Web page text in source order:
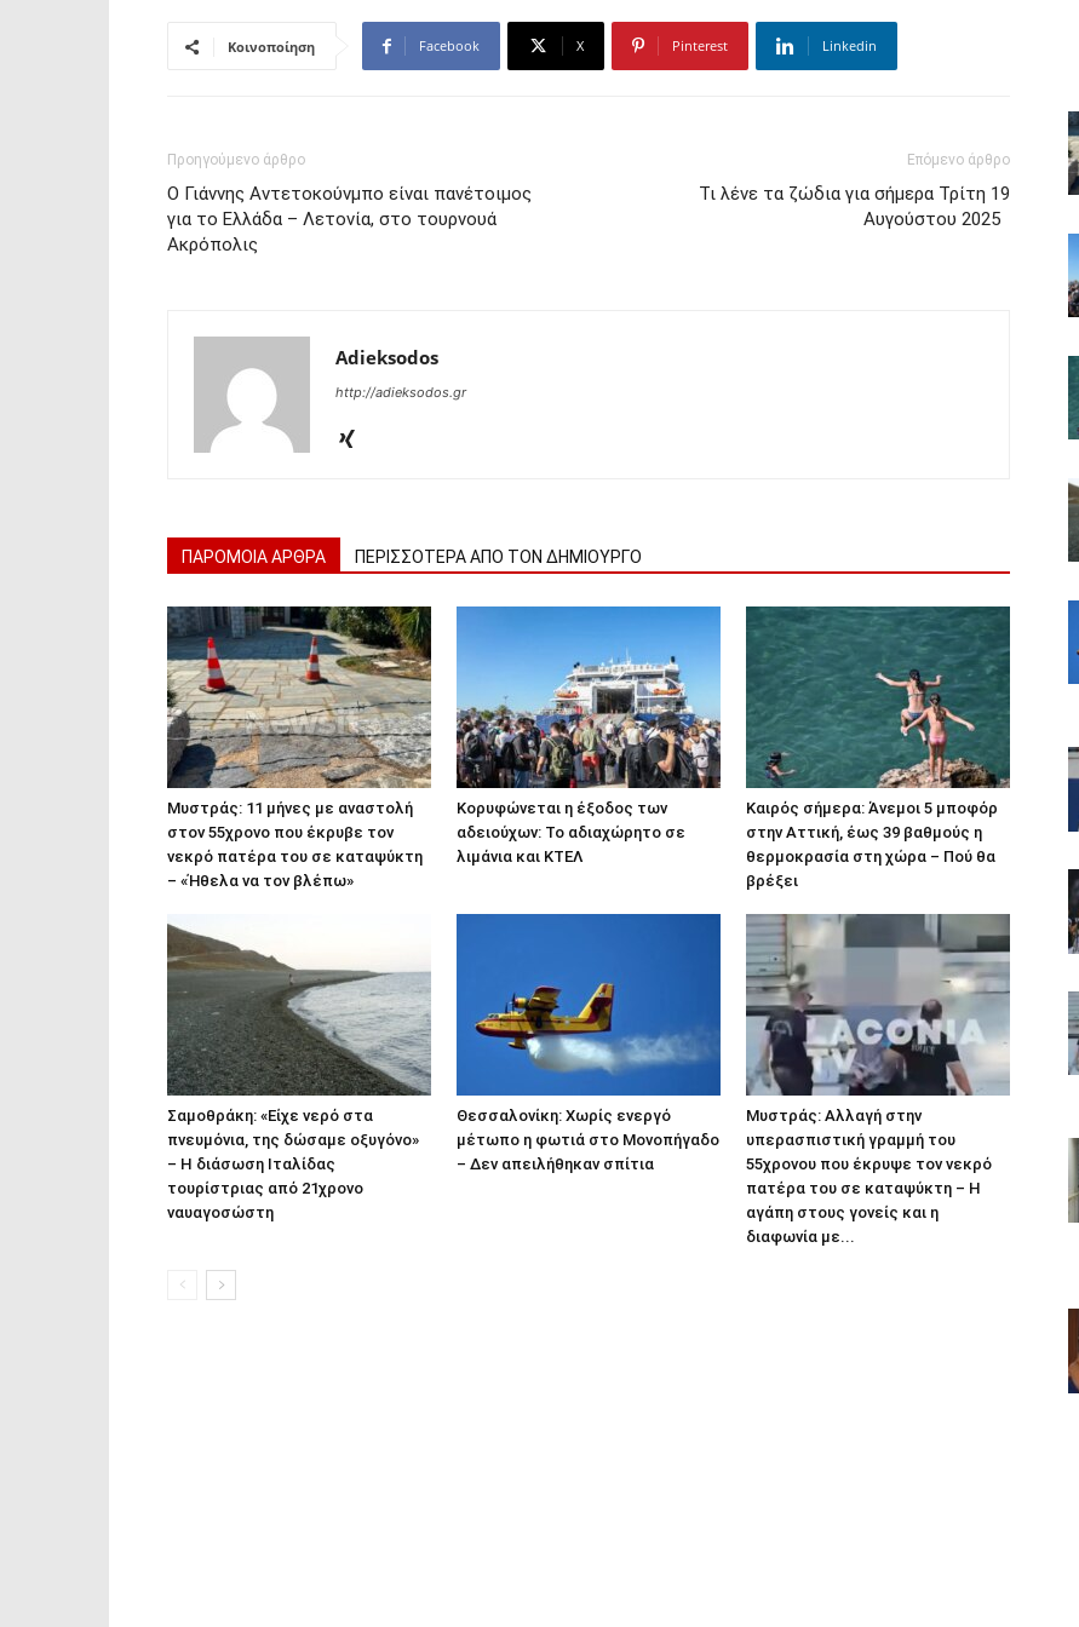
Κοινοποίηση Facebook X Pinterest Linkedin
Προηγούμενο άρθρο
Ο Γιάννης Αντετοκούνμπο είναι πανέτοιμος
για το Ελλάδα – Λετονία, στο τουρνουά
Ακρόπολις
Επόμενο άρθρο
Τι λένε τα ζώδια για σήμερα Τρίτη 19
Αυγούστου 2025
Adieksodos
http://adieksodos.gr
ΠΑΡΟΜΟΙΑ ΑΡΘΡΑ ΠΕΡΙΣΣΟΤΕΡΑ ΑΠΟ ΤΟΝ ΔΗΜΙΟΥΡΓΟ
Μυστράς: 11 μήνες με αναστολή
στον 55χρονο που έκρυβε τον
νεκρό πατέρα του σε καταψύκτη
– «Ήθελα να τον βλέπω»
Κορυφώνεται η έξοδος των
αδειούχων: Το αδιαχώρητο σε
λιμάνια και ΚΤΕΛ
Καιρός σήμερα: Άνεμοι 5 μποφόρ
στην Αττική, έως 39 βαθμούς η
θερμοκρασία στη χώρα – Πού θα
βρέξει
Σαμοθράκη: «Είχε νερό στα
πνευμόνια, της δώσαμε οξυγόνο»
– Η διάσωση Ιταλίδας
τουρίστριας από 21χρονο
ναυαγοσώστη
Θεσσαλονίκη: Χωρίς ενεργό
μέτωπο η φωτιά στο Μονοπήγαδο
– Δεν απειλήθηκαν σπίτια
Μυστράς: Αλλαγή στην
υπερασπιστική γραμμή του
55χρονου που έκρυψε τον νεκρό
πατέρα του σε καταψύκτη – Η
αγάπη στους γονείς και η
διαφωνία με...